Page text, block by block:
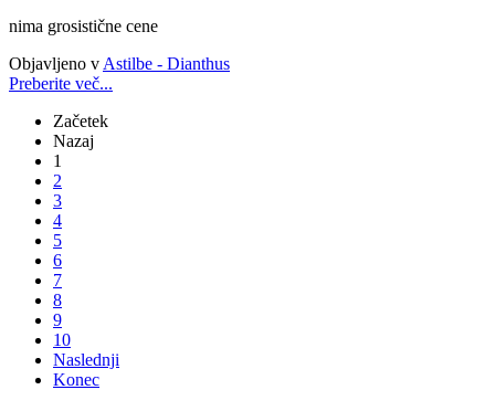
nima grosistične cene
Objavljeno v Astilbe - Dianthus
Preberite več...
Začetek
Nazaj
1
2
3
4
5
6
7
8
9
10
Naslednji
Konec